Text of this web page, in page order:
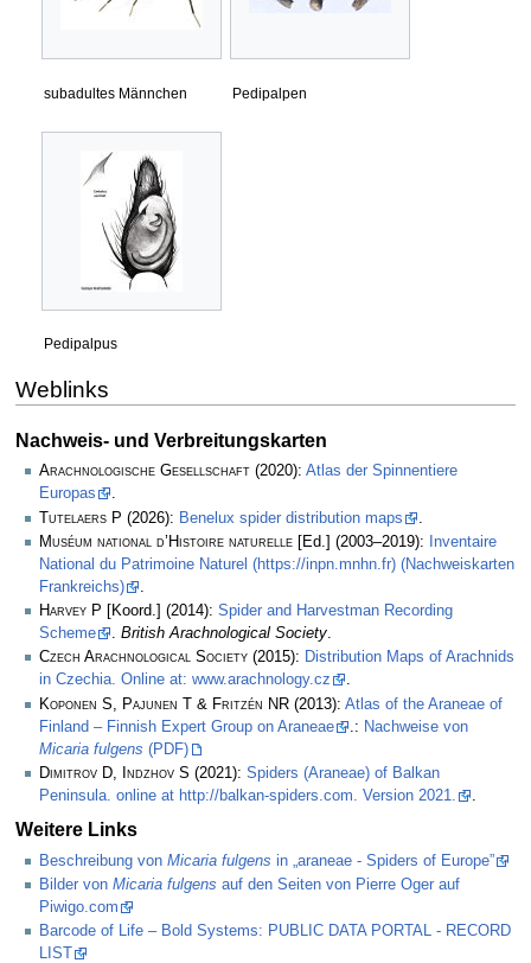
subadultes Männchen Pedipalpen
Pedipalpus
Weblinks
Nachweis- und Verbreitungskarten
Arachnologische Gesellschaft (2020): Atlas der Spinnentiere
Europas
.
Tutelaers P (2026): Benelux spider distribution maps
Muséum national d’Histoire naturelle [Ed.] (2003–2019):
Inventaire
National du Patrimoine Naturel (https://inpn.mnhn.fr) (Nachweiskarten
Frankreichs)
.
Harvey P [Koord.] (2014): Spider and Harvestman Recording
Scheme
. British Arachnological Society.
Czech Arachnological Society (2015): Distribution Maps of Arachnids
in Czechia. Online at: www.arachnology.cz
.
Koponen S, Pajunen T & Fritzén NR (2013): Atlas of the Araneae of
Finland – Finnish Expert Group on Araneae
.: Nachweise von
Micaria fulgens (PDF)
Dimitrov D, Indzhov S (2021): Spiders (Araneae) of Balkan
Peninsula. online at http://balkan-spiders.com. Version 2021.
.
Weitere Links
Beschreibung von Micaria fulgens in „araneae - Spiders of Europe”
Bilder von Micaria fulgens auf den Seiten von Pierre Oger auf
Piwigo.com
Barcode of Life – Bold Systems: PUBLIC DATA PORTAL - RECORD
LIST